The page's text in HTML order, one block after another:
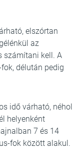
elszórtan
az
számítani kell. A
délután pedig
idő várható, néhol
helyenként
7 és 14
fok között alakul.